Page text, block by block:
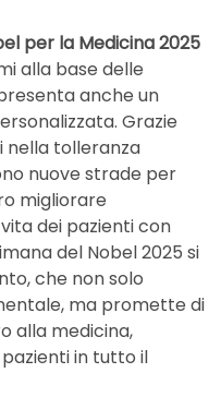
per la Medicina 2025
alla base delle
anche un
Grazie
nella tolleranza
nuove strade per
migliorare
dei pazienti con
del Nobel 2025 si
che non solo
ma promette di
alla medicina,
in tutto il